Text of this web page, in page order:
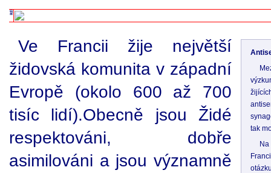
tak
Ve Francii žije největší
židovská komunita v západní
Evropě (okolo 600 až 700
tisíc lidí).Obecně jsou Židé
respektováni, dobře
asimilováni a jsou významně